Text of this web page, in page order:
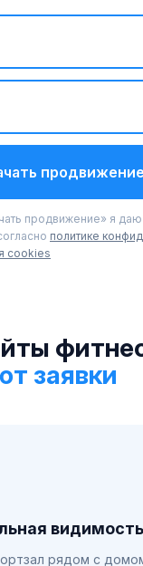
продвижение
продвижение» я
политике
cookies
заявки
видимость
рядом с